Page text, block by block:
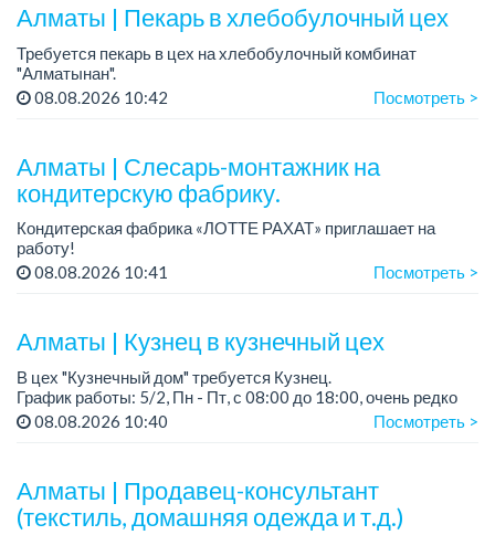
Алматы | Пекарь в хлебобулочный цех
Требуется пекарь в цех на хлебобулочный комбинат
"Алматынан".
Требования: начальное или среднее специальное
Зарплата: до 220 000 тенге в меся...
08.08.2026 10:42 Посмотреть >
Алматы | Слесарь-монтажник на
кондитерскую фабрику.
Кондитерская фабрика «ЛОТТЕ РАХАТ» приглашает на
работу!
Зарплата обсуждается на собеседовании.
08.08.2026 10:41 Посмотреть >
Алматы | Кузнец в кузнечный цех
В цех "Кузнечный дом" требуется Кузнец.
График работы: 5/2, Пн - Пт, с 08:00 до 18:00, очень редко
суббота.
- о...
08.08.2026 10:40 Посмотреть >
Алматы | Продавец-консультант
(текстиль, домашняя одежда и т.д.)